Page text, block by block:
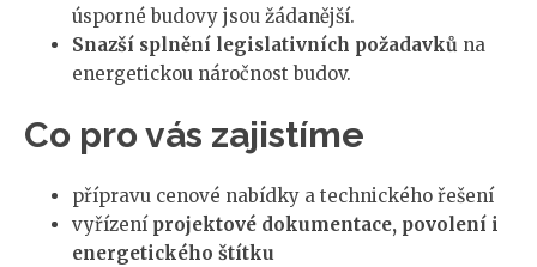
úsporné budovy jsou žádanější.
Snazší splnění legislativních požadavků na
energetickou náročnost budov.
Co pro vás zajistíme
přípravu cenové nabídky a technického řešení
vyřízení projektové dokumentace, povolení i
energetického štítku